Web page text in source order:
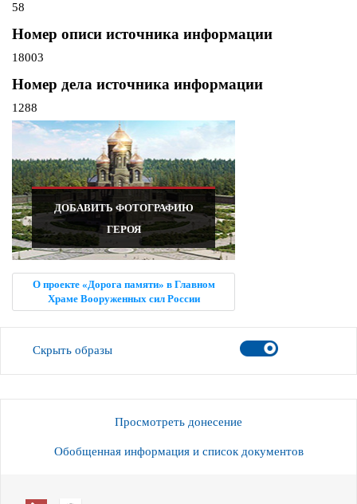
58
Номер описи источника информации
18003
Номер дела источника информации
1288
ДОБАВИТЬ ФОТОГРАФИЮ
ГЕРОЯ
О проекте «Дорога памяти» в Главном
Храме Вооруженных сил России
Скрыть образы
Просмотреть донесение
Обобщенная информация и список документов